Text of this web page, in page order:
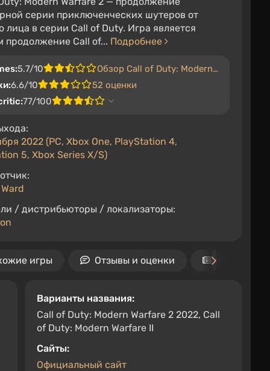
серии приключенческих шутеров от
лица в серии Call of Duty. Игра является
продолжение Call of... Подробнее
5.7/10
Обзор Call of Duty: Modern Warfare 2
6.6/10
52 оценки
77/100
2022 (PC, Xbox One, PlayStation 4,
5, Xbox Series X/S)
/ дистрибьюторы / локализаторы:
игры Отзывы и оценки
Варианты названия:
Call of Duty: Modern Warfare 2 2022, Call
of Duty: Modern Warfare II
Cайты:
Официальный сайт